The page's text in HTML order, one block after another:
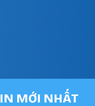
MỚI NHẤT